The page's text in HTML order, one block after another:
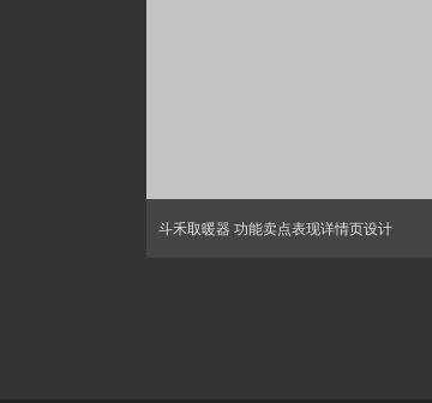
斗禾取暖器 功能卖点表现详情页设计